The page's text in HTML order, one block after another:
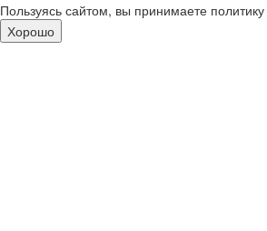
Пользуясь сайтом, вы принимаете политику
Хорошо